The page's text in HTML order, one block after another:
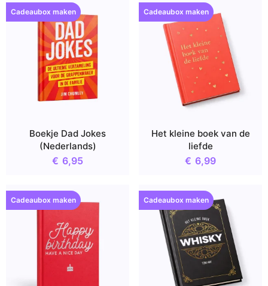
Cadeaubox maken
Boekje Dad Jokes
(Nederlands)
€ 6,95
Cadeaubox maken
Het kleine boek van de
liefde
€ 6,99
Cadeaubox maken Cadeaubox maken